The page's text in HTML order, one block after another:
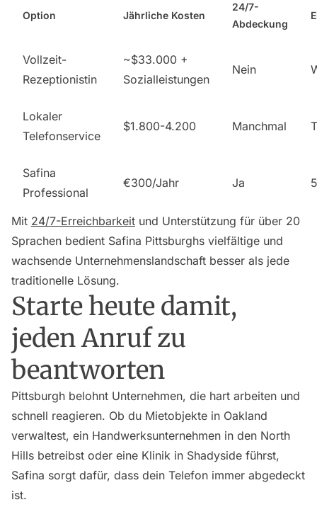
Option Jährliche Kosten
24/7-
Abdeckung
Vollzeit-
Rezeptionistin
~$33.000 +
Sozialleistungen
Nein
Lokaler
Telefonservice
$1.800-4.200 Manchmal
Safina
Professional
€300/Jahr Ja
Mit 24/7-Erreichbarkeit und Unterstützung für über 20
Sprachen bedient Safina Pittsburghs vielfältige und
wachsende Unternehmenslandschaft besser als jede
traditionelle Lösung.
Starte heute damit,
jeden Anruf zu
beantworten
Pittsburgh belohnt Unternehmen, die hart arbeiten und
schnell reagieren. Ob du Mietobjekte in Oakland
verwaltest, ein Handwerksunternehmen in den North
Hills betreibst oder eine Klinik in Shadyside führst,
Safina sorgt dafür, dass dein Telefon immer abgedeckt
ist.